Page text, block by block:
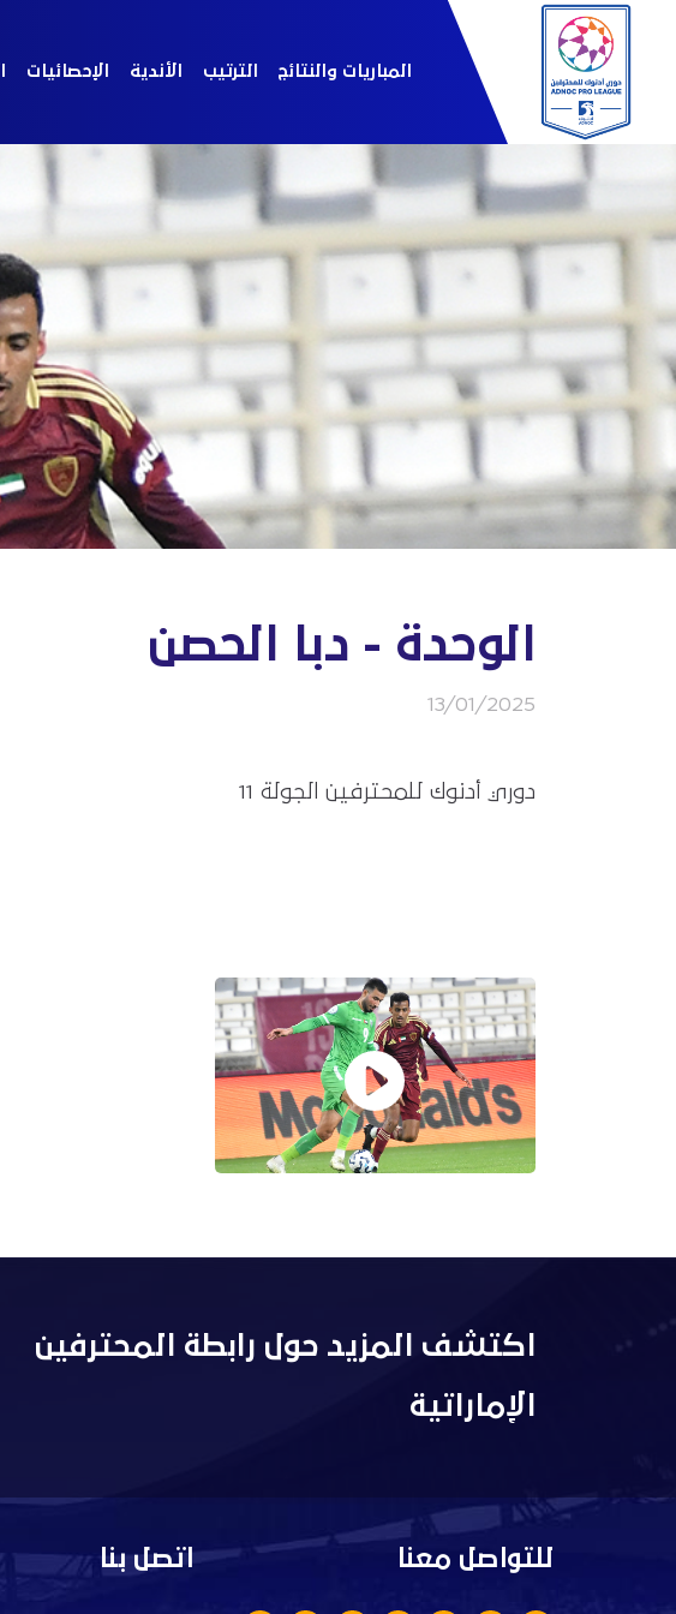
المباريات والنتائج الترتيب الأندية الإحصائيات
الوحدة - دبا الحصن
13/01/2025
دوري أدنوك للمحترفين الجولة 11
اكتشف المزيد حول رابطة المحترفين
الإماراتية
للتواصل معنا اتصل بنا